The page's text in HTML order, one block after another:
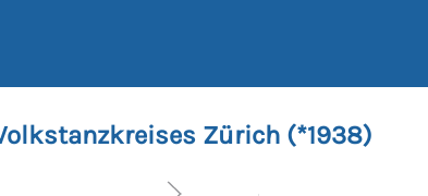
Zürich (*1938)